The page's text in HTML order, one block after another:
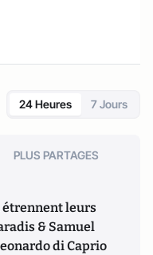
24 Heures 7 Jours
PLUS PARTAGES
étrennent leurs
& Samuel
di Caprio